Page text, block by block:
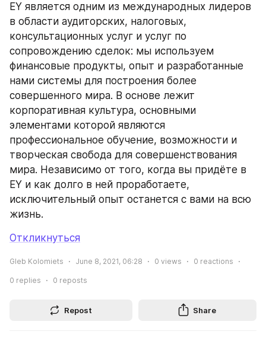
EY является одним из международных лидеров
в области аудиторских, налоговых,
консультационных услуг и услуг по
сопровождению сделок: мы используем
финансовые продукты, опыт и разработанные
нами системы для построения более
совершенного мира. В основе лежит
корпоративная культура, основными
элементами которой являются
профессиональное обучение, возможности и
творческая свобода для совершенствования
мира. Независимо от того, когда вы придёте в
EY и как долго в ней проработаете,
исключительный опыт останется с вами на всю
жизнь.
Откликнуться
Gleb Kolomiets June 8, 2021, 06:28 0 views 0 reactions
0 replies 0 reposts
Repost Share